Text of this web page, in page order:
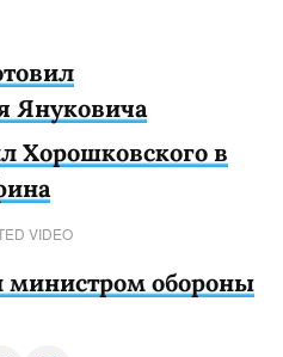
Януковича
Хорошковского в
VIDEO
министром обороны